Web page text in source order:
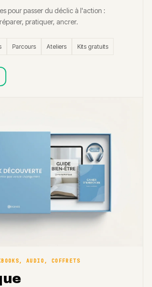
pour passer du déclic à l'action :
pratiquer, ancrer.
Parcours Ateliers Kits gratuits
AUDIO, COFFRETS